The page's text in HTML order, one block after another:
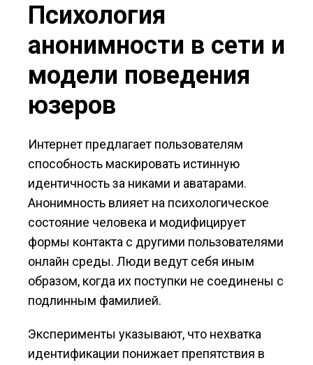
Психология
анонимности в сети и
модели поведения
юзеров
Интернет предлагает пользователям
способность маскировать истинную
идентичность за никами и аватарами.
Анонимность влияет на психологическое
состояние человека и модифицирует
формы контакта с другими пользователями
онлайн среды. Люди ведут себя иным
образом, когда их поступки не соединены с
подлинным фамилией.
Эксперименты указывают, что нехватка
идентификации понижает препятствия в